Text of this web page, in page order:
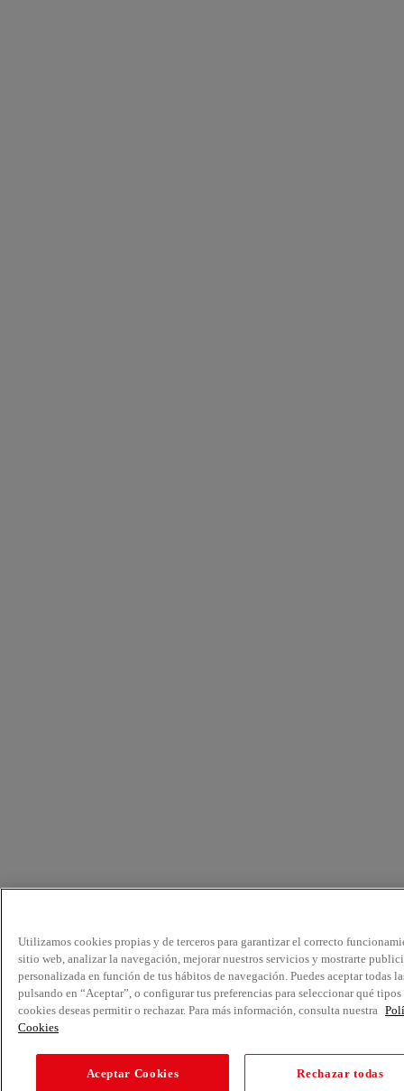
Utilizamos cookies propias y de terceros para garantizar el correcto
sitio web, analizar la navegación, mejorar nuestros servicios y mostrarte
personalizada en función de tus hábitos de navegación. Puedes aceptar todas
pulsando en “Aceptar”, o configurar tus preferencias para seleccionar qué tipos
cookies deseas permitir o rechazar. Para más información, consulta nuestra
Cookies
Aceptar Cookies Rechazar todas